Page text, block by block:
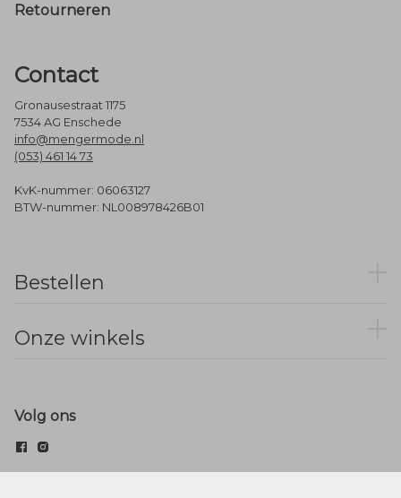
Retourneren
Contact
Gronausestraat 1175
7534 AG Enschede
info@mengermode.nl
(053) 461 14 73
KvK-nummer: 06063127
BTW-nummer: NL008978426B01
Bestellen
Onze winkels
Volg ons